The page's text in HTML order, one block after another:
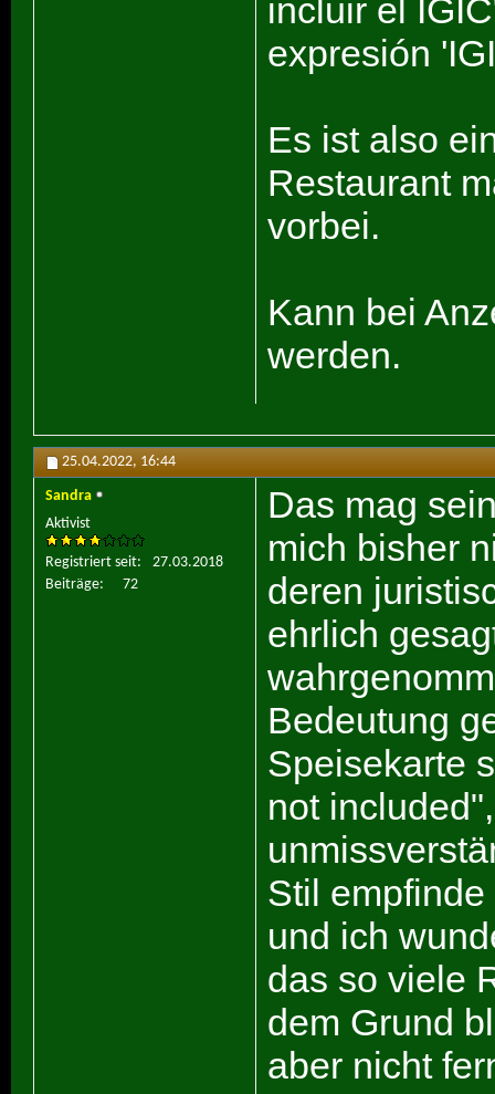
incluir el
expresión
Es ist also
Restaurant
vorbei.
Kann bei
werden.
25.04.2022, 16:44
Sandra
Aktivist
Registriert seit
27.03.2018
Beiträge
72
Das mag
mich bisher
deren
ehrlich
Bedeutung
Speisekarte
not
Stil
und ich
das so viele
dem Grund
aber nicht